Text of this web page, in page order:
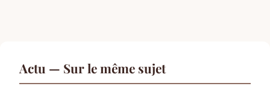
Actu — Sur le même sujet